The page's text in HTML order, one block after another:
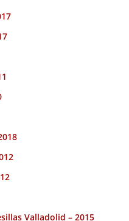
Valladolid – 2015